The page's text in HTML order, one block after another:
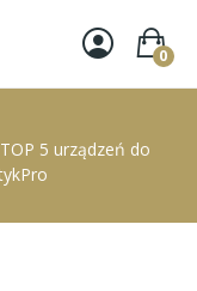
0
TOP 5 urządzeń do